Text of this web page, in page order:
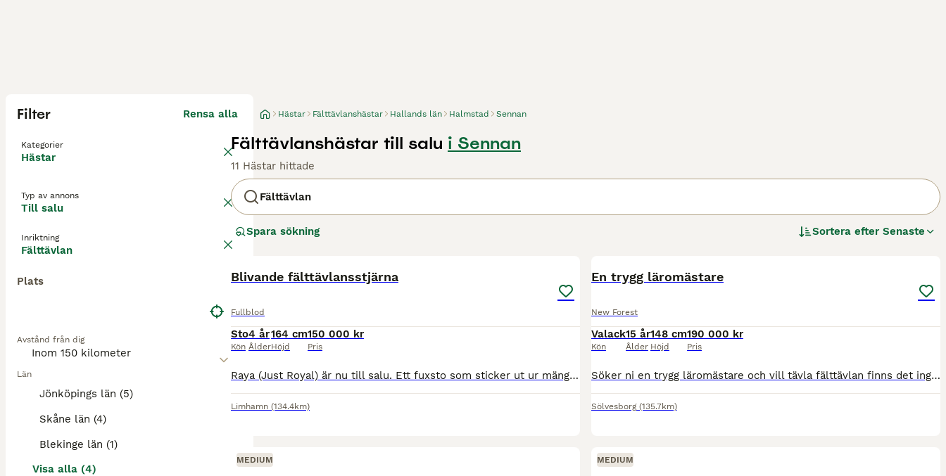
Filter Rensa alla
Kategorier
Hästar
Typ av annons
Till salu
Inriktning
Fälttävlan
Plats
Avstånd från dig
Län
Jönköpings län (5)
Skåne län (4)
Blekinge län (1)
Visa alla (4)
Hästar Fälttävlanshästar Hallands län Halmstad Sennan
Fälttävlanshästar till salu i Sennan
11 Hästar hittade
Fälttävlan
Spara sökning Sortera efter Senaste
Blivande fälttävlansstjärna
Fullblod
Sto
Kön
4 år
Ålder
164 cm
Höjd
150 000 kr
Pris
Raya (Just Royal) är nu till salu. Ett fuxsto som sticker ut ur mängden. Lämpar sig för fälttävlan, startat en felfri TH90 med mkt fina lovord. Kommer även starta vanlig banhoppning inom någon veck
Limhamn (134.4km)
En trygg läromästare
New Forest
Valack
Kön
15 år
Ålder
148 cm
Höjd
190 000 kr
Pris
Söker ni en trygg läromästare och vill tävla fälttävlan finns det ingen bättre. Han är säker på alla terränghinder och älskar vattenhinder. Fin i dressyren och enkel i banhoppningen. Lilleman är en D
Sölvesborg (135.7km)
MEDIUM MEDIUM